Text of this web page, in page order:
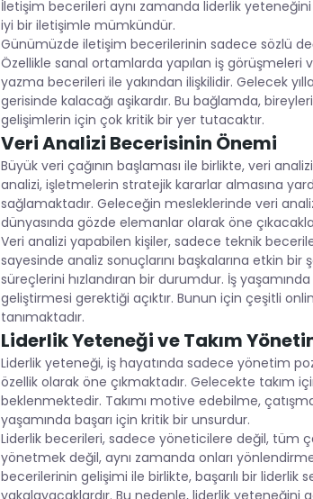
İletişim becerileri aynı zamanda liderlik
iyi bir iletişimle mümkündür.
Günümüzde iletişim becerilerinin sadece sözlü
Özellikle sanal ortamlarda yapılan iş görüşmeleri
yazma becerileri ile yakından ilişkilidir. Gelecek
gerisinde kalacağı aşikardır. Bu bağlamda,
gelişimlerin için çok kritik bir yer tutacaktır.
Veri Analizi Becerisinin Önemi
Büyük veri çağının başlaması ile birlikte, veri
analizi, işletmelerin stratejik kararlar almasına
sağlamaktadır. Geleceğin mesleklerinde veri
dünyasında gözde elemanlar olarak öne
Veri analizi yapabilen kişiler, sadece teknik
sayesinde analiz sonuçlarını başkalarına etkin bir
süreçlerini hızlandıran bir durumdur. İş
geliştirmesi gerektiği açıktır. Bunun için çeşitli
tanımaktadır.
Liderlik Yeteneği ve Takım
Liderlik yeteneği, iş hayatında sadece yönetim
özellik olarak öne çıkmaktadır. Gelecekte takım
beklenmektedir. Takımı motive edebilme,
yaşamında başarı için kritik bir unsurdur.
Liderlik becerileri, sadece yöneticilere değil, tüm
yönetmek değil, aynı zamanda onları
becerilerinin gelişimi ile birlikte, başarılı bir